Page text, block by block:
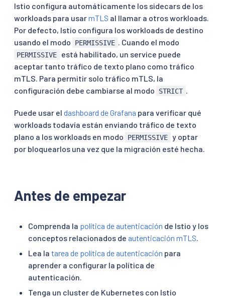
Istio configura automáticamente los sidecars de los
workloads para usarmTLS al llamar a otros workloads.
Por defecto, Istio configura los workloads de destino
usando el modo
PERMISSIVE . Cuando el modo
PERMISSIVE
está habilitado, un service puede
aceptar tanto tráfico de texto plano como tráfico
mTLS. Para permitir solo tráfico mTLS, la
configuración debe cambiarse al modo
STRICT
Puede usar el dashboard de Grafana para verificar qué
workloads todavía están enviando tráfico de texto
plano a los workloads en modo
PERMISSIVE y optar
por bloquearlos una vez que la migración esté hecha.
Antes de empezar
Comprenda la política de autenticación de Istio y los
conceptos relacionados de autenticación mTLS
Lea la tarea de política de autenticación para
aprender a configurar la política de
autenticación.
Tenga un cluster de Kubernetes con Istio